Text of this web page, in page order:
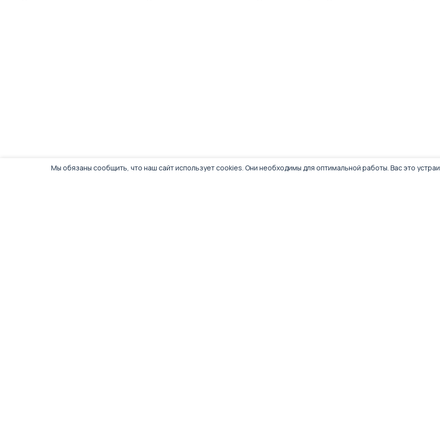
Мы обязаны сообщить, что наш сайт использует cookies. Они необходимы для оптимальной работы. Вас это